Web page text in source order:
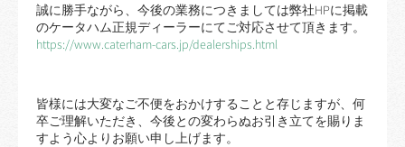
誠に勝手ながら、今後の業務につきましては弊社HPに掲載
のケータハム正規ディーラーにてご対応させて頂きます。
https://www.caterham-cars.jp/dealerships.html
皆様には大変なご不便をおかけすることと存じますが、何
卒ご理解いただき、今後との変わらぬお引き立てを賜りま
すよう心よりお願い申し上げます。